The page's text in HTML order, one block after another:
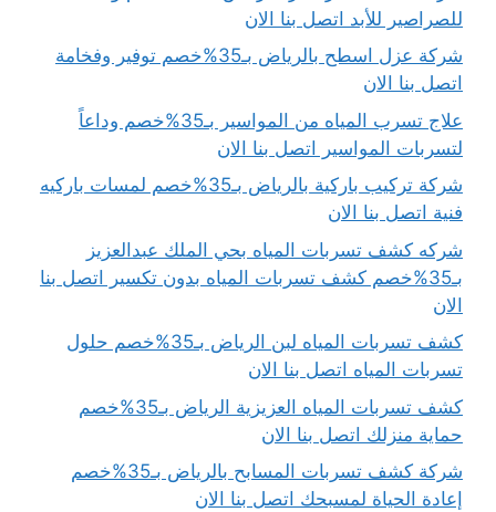
للصراصير للأبد اتصل بنا الان
شركة عزل اسطح بالرياض بـ35%خصم توفير وفخامة
اتصل بنا الان
علاج تسرب المياه من المواسير بـ35%خصم وداعاً
لتسربات المواسير اتصل بنا الان
شركة تركيب باركية بالرياض بـ35%خصم لمسات باركيه
فنية اتصل بنا الان
شركه كشف تسربات المياه بحي الملك عبدالعزيز
بـ35%خصم كشف تسربات المياه بدون تكسير اتصل بنا
الان
كشف تسربات المياه لبن الرياض بـ35%خصم حلول
تسربات المياه اتصل بنا الان
كشف تسربات المياه العزيزية الرياض بـ35%خصم
حماية منزلك اتصل بنا الان
شركة كشف تسربات المسابح بالرياض بـ35%خصم
إعادة الحياة لمسبحك اتصل بنا الان